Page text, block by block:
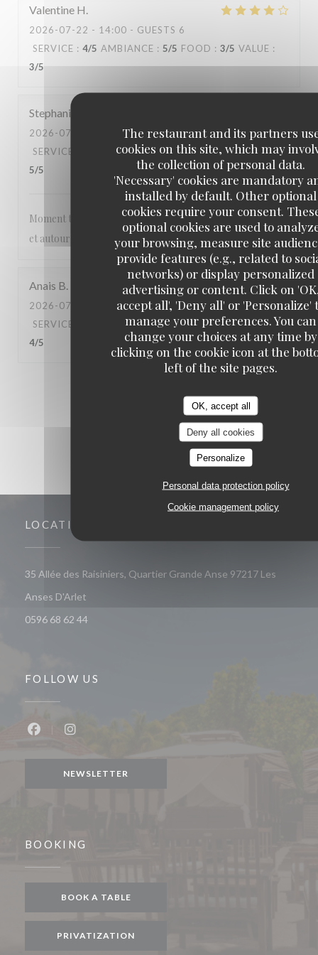
The restaurant and its partners
cookies on this site, which may
the collection of personal data.
'Necessary' cookies are mandatory
installed by default. Other optional
cookies require your consent.
optional cookies are used to
your browsing, measure site
provide features (e.g., related to
networks) or display personalized
advertising or content. Click on
accept all', 'Deny all' or 'Personalize'
manage your preferences. You can
change your choices at any time by
clicking on the cookie icon at the
left of the site pages.
OK, accept all
Deny all cookies
Personalize
Personal data protection policy
Cookie management policy
Valentine H
2026-07-22 - 14:00 - GUESTS 6
SERVICE : 4/5 AMBIANCE : 5/5 FOOD : 3/5 VALUE :
3/5
Stephanie
2026-07-20
- 14:00 - GUESTS 3
SERVICE
AMBIANCE: 5/5 FOOD: 5/5 VALUE:
5/5
Moment très agréable les pieds dans l’eau , abrité du soleil
et autour de bons plats
Anais B
2026-07-19
- 12:00 - GUESTS 2
SERVICE
AMBIANCE: 4/5 FOOD: 5/5 VALUE:
4/5
LOCATION
35 Allée des Raisiniers, Quartier Grande Anse 97217 Les
Anses D'Arlet
0596 68 62 44
FOLLOW US
NEWSLETTER
BOOKING
BOOK A TABLE
PRIVATIZATION